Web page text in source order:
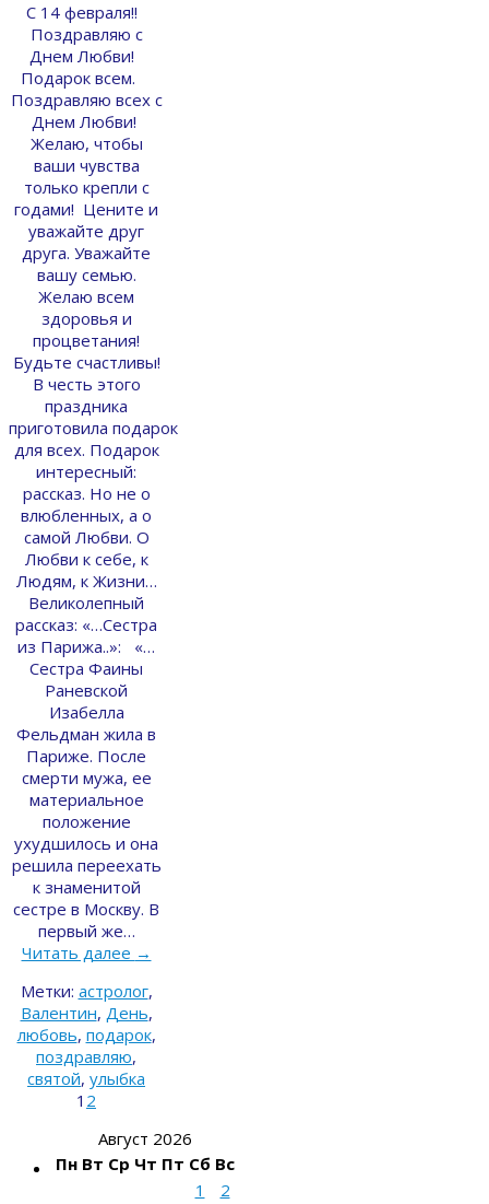
С 14 февраля!!
Поздравляю с
Днем Любви!
Подарок всем.
Поздравляю всех с
Днем Любви!
Желаю, чтобы
ваши чувства
только крепли с
годами! Цените и
уважайте друг
друга. Уважайте
вашу семью.
Желаю всем
здоровья и
процветания!
Будьте счастливы!
В честь этого
праздника
приготовила подарок
для всех. Подарок
интересный:
рассказ. Но не о
влюбленных, а о
самой Любви. О
Любви к себе, к
Людям, к Жизни…
Великолепный
рассказ: «…Сестра
из Парижа..»: «…
Сестра Фаины
Раневской
Изабелла
Фельдман жила в
Париже. После
смерти мужа, ее
материальное
положение
ухудшилось и она
решила переехать
к знаменитой
сестре в Москву. В
первый же…
Читать далее →
Метки: астролог,
Валентин, День,
любовь, подарок,
поздравляю,
святой, улыбка
1 2
Август 2026
Пн Вт Ср Чт Пт Сб Вс
1
2